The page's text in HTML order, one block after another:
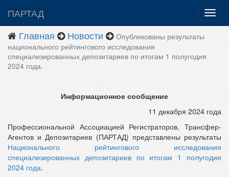
ПАРТАД
Главная
Новости
Опубликованы результаты
национального рейтингового исследования
специализированных депозитариев по итогам 1 полугодия
2024 года.
Информационное сообщение
11 декабря 2024 года
Профессиональной Ассоциацией Регистраторов, Трансфер-
Агентов и Депозитариев (ПАРТАД) представлены результаты
Национального рейтингового исследования
специализированных депозитариев по итогам 1 полугодия
2024 года.